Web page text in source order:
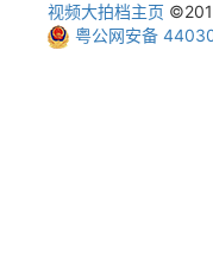
视频大拍档主页
粤公网安备